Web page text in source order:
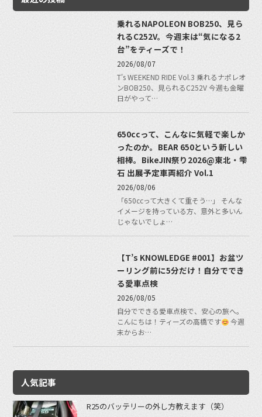
乗れるNAPOLEON BOB250、見ら
れるC252V。今週末は“気になる2
台”をティーズで！
2026/08/07
T's WEEKEND RIDE Vol.3 乗れるナポレオ
ンBOB250、見られるC252V 今週も金曜
日がやって…
650ccって、こんなに気軽で楽しか
ったのか。BEAR 650という新しい
相棒。BikeJIN祭り2026@東北・雫
石 出展予定車両紹介 Vol.1
2026/08/06
「650ccって大きくて重そう…」 そんな
イメージを持っている方、意外と多いん
じゃないでしょ…
【T’s KNOWLEDGE #001】お盆ツ
ーリング前に5分だけ！自分ででき
る愛車点検
2026/08/05
自分でできる愛車点検で、安心の旅へ。
こんにちは！ティーズの高橋です
今週
末からお…
人気記事
R25のバッテリーの外し方教えます（笑）